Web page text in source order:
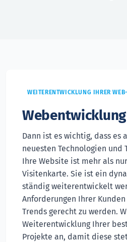
WEITERENTWICKLUNG IHRER
Webentwicklung
Dann ist es wichtig, dass es
neuesten Technologien und
Ihre Website ist mehr als
Visitenkarte. Sie ist ein
ständig weiterentwickelt
Anforderungen Ihrer
Trends gerecht zu werden.
Weiterentwicklung Ihrer
Projekte an, damit diese